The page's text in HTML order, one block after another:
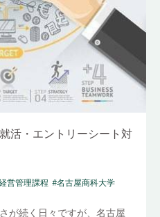
活・エントリーシート対
営管理課程 #名古屋商科大学
が続く日々ですが、名古屋